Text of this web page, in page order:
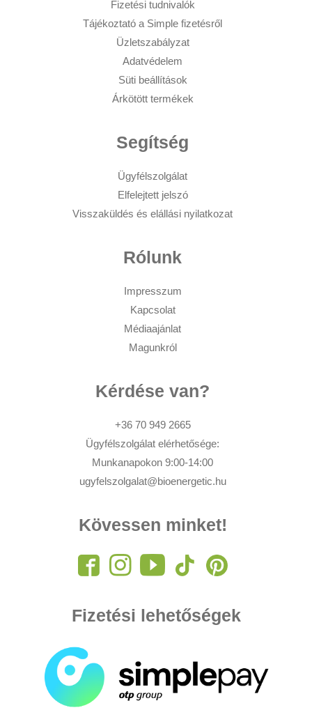
Fizetési tudnivalók
Tájékoztató a Simple fizetésről
Üzletszabályzat
Adatvédelem
Süti beállítások
Árkötött termékek
Segítség
Ügyfélszolgálat
Elfelejtett jelszó
Visszaküldés és elállási nyilatkozat
Rólunk
Impresszum
Kapcsolat
Médiaajánlat
Magunkról
Kérdése van?
+36 70 949 2665
Ügyfélszolgálat elérhetősége:
Munkanapokon 9:00-14:00
ugyfelszolgalat@bioenergetic.hu
Kövessen minket!
Fizetési lehetőségek